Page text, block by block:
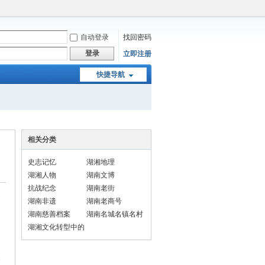
自动登录
找回密码
登录 立即注册
快捷导航
相关分类
史志记忆
湖湘地理
湖湘人物
湖南文博
抗战纪念
湖南老街
湖南非遗
湖南老商号
湖南慈善档案
湖南名城名镇名村
湖湘文化转型中的
民俗